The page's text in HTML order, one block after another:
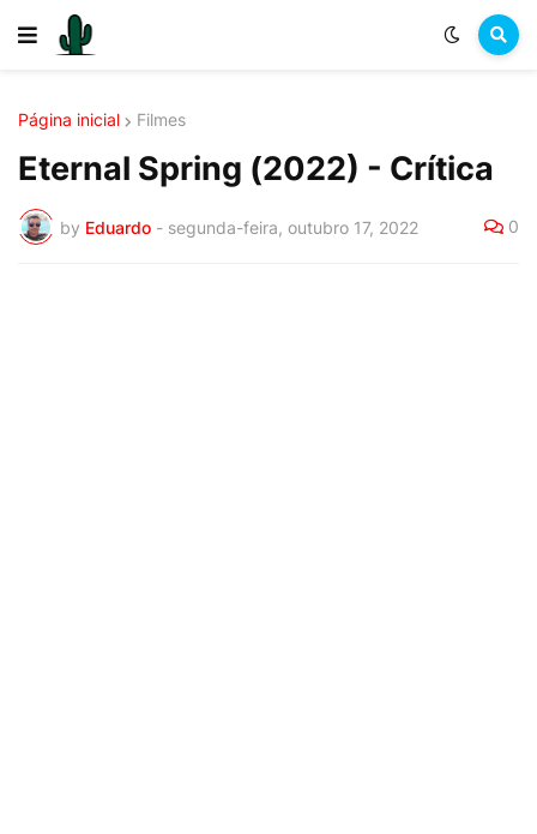
Página inicial Filmes
Eternal Spring (2022) - Crítica
by Eduardo - segunda-feira, outubro 17, 2022 0